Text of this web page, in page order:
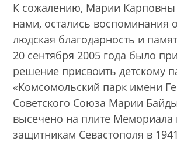
К сожалению, Марии Карповны
нами, остались воспоминания
людская благодарность и
20 сентября 2005 года было
решение присвоить детскому
«Комсомольский парк имени
Советского Союза Марии
высечено на плите Мемориала
защитникам Севастополя в